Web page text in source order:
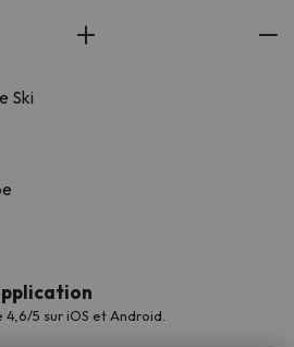
Ski
5 sur iOS et Android.